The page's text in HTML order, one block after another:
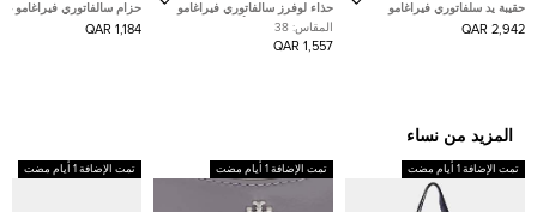
حقيبة يد سلفاتوري فيراغامو
غانتشيني مارغوت جلد بيج متوسطة
2,942 QAR
حذاء لوفرز سالفاتوري فيراغامو
غانسيني بيت جلد أسود مقاس 37.5
المقاس: 38
1,557 QAR
حزام سالفاتوري فيراغامو
قابل للتعديل قابل للعكس
منقوش أسود
1,184 QAR
المزيد من نساء
تمت الإضافة 1 أيام مضت تمت الإضافة 1 أيام مضت تمت الإضافة 1 أيام مضت